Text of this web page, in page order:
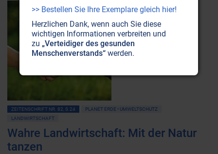
ZEITENSCHRIFT NR. 82, S.24
PLANET ERDE • UMWELTSCHUTZ
LANDWIRTSCHAFT
Wahre Landwirtschaft: Mit der Natur
tanzen
>> Bestellen Sie Ihre Exemplare gleich hier!
Herzlichen Dank, wenn auch Sie diese
wichtigen Informationen verbreiten und
zu „Verteidiger des gesunden
Menschenverstands“ werden.